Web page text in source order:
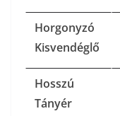
Horgonyzó
Kisvendéglő
Hosszú
Tányér